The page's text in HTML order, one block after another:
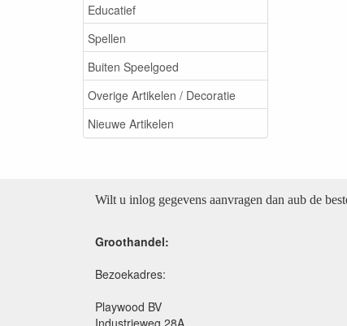
Educatief
Spellen
Buiten Speelgoed
Overige Artikelen / Decoratie
Nieuwe Artikelen
Wilt u inlog gegevens aanvragen dan aub de
Groothandel:
Bezoekadres:
Playwood BV
Industrieweg 28A